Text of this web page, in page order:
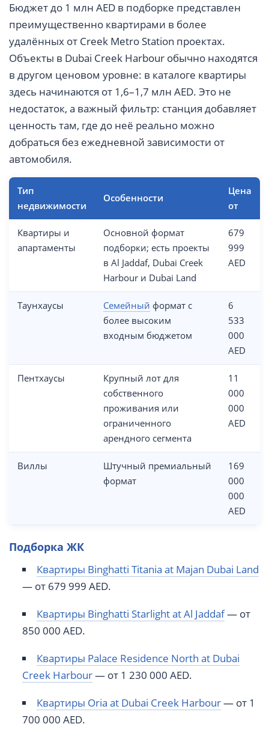
Бюджет до 1 млн AED в подборке представлен
преимущественно квартирами в более
удалённых от Creek Metro Station проектах.
Объекты в Dubai Creek Harbour обычно находятся
в другом ценовом уровне: в каталоге квартиры
здесь начинаются от 1,6–1,7 млн AED. Это не
недостаток, а важный фильтр: станция добавляет
ценность там, где до неё реально можно
добраться без ежедневной зависимости от
автомобиля.
Тип
недвижимости
Особенности
Цена
от
Квартиры и
апартаменты
Основной формат
подборки; есть проекты
в Al Jaddaf, Dubai Creek
Harbour и Dubai Land
679
999
AED
Таунхаусы Семейный формат с
более высоким
входным бюджетом
6
533
000
AED
Пентхаусы
Крупный лот для
собственного
проживания или
ограниченного
арендного сегмента
11
000
000
AED
Виллы
Штучный премиальный
формат
169
000
000
AED
Подборка ЖК
Квартиры Binghatti Titania at Majan Dubai Land
— от 679 999 AED.
Квартиры Binghatti Starlight at Al Jaddaf— от
850 000 AED.
Квартиры Palace Residence North at Dubai
Creek Harbour— от 1 230 000 AED.
Квартиры Oria at Dubai Creek Harbour— от 1
700 000 AED.